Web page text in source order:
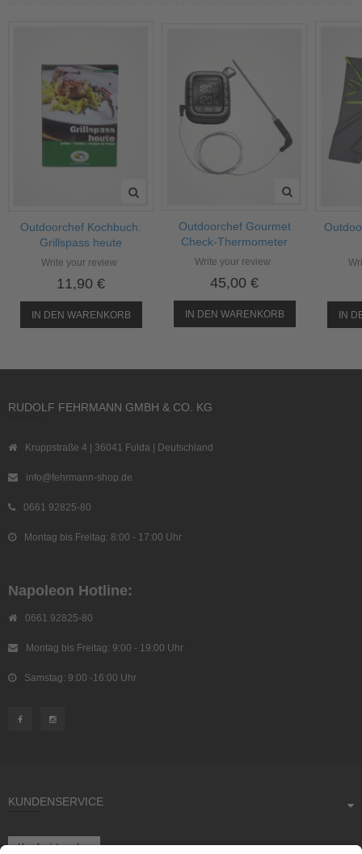
Outdoorchef Kochbuch:
Grillspass heute
Write your review
11,90 €
IN DEN WARENKORB
Outdoorchef Gourmet
Check-Thermometer
Write your review
45,00 €
IN DEN WARENKORB IN
RUDOLF FEHRMANN GMBH & CO. KG
Kruppstraße 4 | 36041 Fulda | Deutschland
info@fehrmann-shop.de
0661 92825-80
Montag bis Freitag: 8:00 - 17:00 Uhr
Napoleon Hotline:
0661 92825-80
Montag bis Freitag: 9:00 - 19:00 Uhr
Samstag: 9:00 -16:00 Uhr
KUNDENSERVICE
Kauf widerrufen